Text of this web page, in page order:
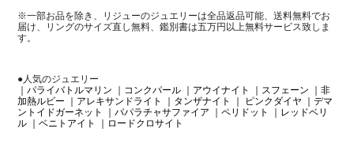
※一部お品を除き、リジューのジュエリーは全品返品可能、送料無料でお
届け、リングのサイズ直し無料、鑑別書は五万円以上無料サービス致しま
す。
●人気のジュエリー
｜パライバトルマリン
｜コンクパール ｜アウイナイト ｜スフェーン
｜非
加熱ルビー
｜アレキサンドライト ｜タンザナイト ｜ ピンクダイヤ
｜デマ
ントイドガーネット
｜パパラチャサファイア ｜ペリドット
｜レッドベリ
ル
｜ベニトアイト ｜ロードクロサイト